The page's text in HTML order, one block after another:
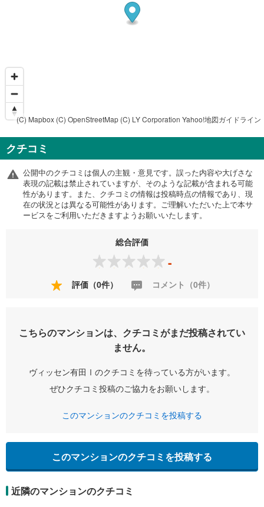
(C) Mapbox (C) OpenStreetMap (C) LY Corporation Yahoo!地図ガイドライン
クチコミ
公開中のクチコミは個人の主観・意見です。誤った内容や大げさな
表現の記載は禁止されていますが、そのような記載が含まれる可能
性があります。また、クチコミの情報は投稿時点の情報であり、現
在の状況とは異なる可能性があります。ご理解いただいた上で本サ
ービスをご利用いただきますようお願いいたします。
総合評価
-
評価（0件） コメント（0件）
こちらのマンションは、クチコミがまだ投稿されてい
ません。
ヴィッセン有田Ⅰのクチコミを待っている方がいます。
ぜひクチコミ投稿のご協力をお願いします。
このマンションのクチコミを投稿する
このマンションのクチコミを投稿する
近隣のマンションのクチコミ